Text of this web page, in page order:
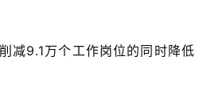
减9.1万个工作岗位的同时降低